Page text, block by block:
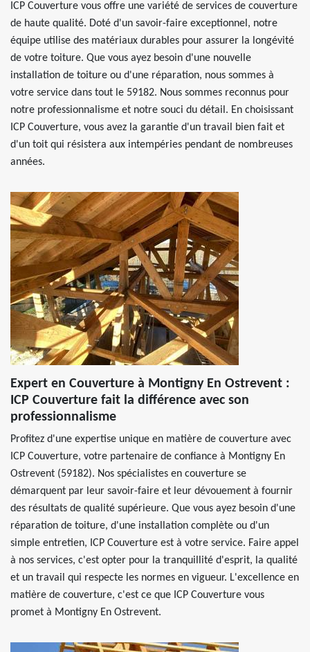
ICP Couverture vous offre une variété de services de couverture
de haute qualité. Doté d'un savoir-faire exceptionnel, notre
équipe utilise des matériaux durables pour assurer la longévité
de votre toiture. Que vous ayez besoin d'une nouvelle
installation de toiture ou d'une réparation, nous sommes à
votre service dans tout le 59182. Nous sommes reconnus pour
notre professionnalisme et notre souci du détail. En choisissant
ICP Couverture, vous avez la garantie d'un travail bien fait et
d'un toit qui résistera aux intempéries pendant de nombreuses
années.
Expert en Couverture à Montigny En Ostrevent :
ICP Couverture fait la différence avec son
professionnalisme
Profitez d'une expertise unique en matière de couverture avec
ICP Couverture, votre partenaire de confiance à Montigny En
Ostrevent (59182). Nos spécialistes en couverture se
démarquent par leur savoir-faire et leur dévouement à fournir
des résultats de qualité supérieure. Que vous ayez besoin d'une
réparation de toiture, d'une installation complète ou d'un
simple entretien, ICP Couverture est à votre service. Faire appel
à nos services, c'est opter pour la tranquillité d'esprit, la qualité
et un travail qui respecte les normes en vigueur. L'excellence en
matière de couverture, c'est ce que ICP Couverture vous
promet à Montigny En Ostrevent.